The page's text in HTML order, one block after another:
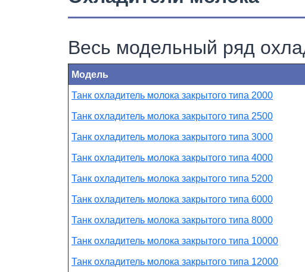
Весь модельный ряд
Модель
Танк охладитель молока закрытого типа 2000
Танк охладитель молока закрытого типа 2500
Танк охладитель молока закрытого типа 3000
Танк охладитель молока закрытого типа 4000
Танк охладитель молока закрытого типа 5200
Танк охладитель молока закрытого типа 6000
Танк охладитель молока закрытого типа 8000
Танк охладитель молока закрытого типа 10000
Танк охладитель молока закрытого типа 12000